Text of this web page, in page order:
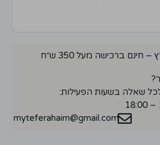
ברכישה מעל 350 ש״ח
שאלה בשעות הפעילות:
myteferahaim@gmail.com